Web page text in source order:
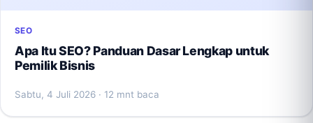
SEO
Apa Itu SEO? Panduan Dasar Lengkap untuk
Pemilik Bisnis
Sabtu, 4 Juli 2026 · 12 mnt baca